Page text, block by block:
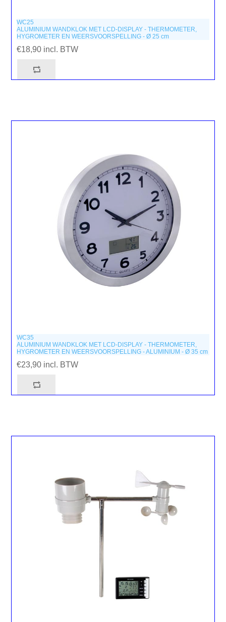
WC25
ALUMINIUM WANDKLOK MET LCD-DISPLAY - THERMOMETER,
HYGROMETER EN WEERSVOORSPELLING - Ø 25 cm
€18,90 incl. BTW
WC35
ALUMINIUM WANDKLOK MET LCD-DISPLAY - THERMOMETER,
HYGROMETER EN WEERSVOORSPELLING - ALUMINIUM - Ø 35 cm
€23,90 incl. BTW